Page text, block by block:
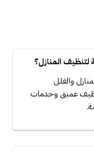
لتنظيف المنازل؟
والفلل
تنظيف عميق وخدمات